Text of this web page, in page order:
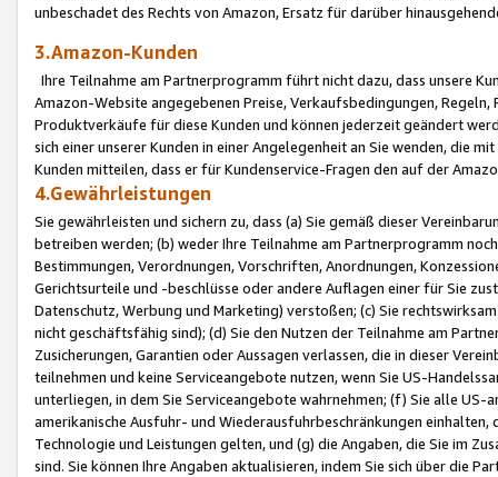
unbeschadet des Rechts von Amazon, Ersatz für darüber
3.Amazon-Kunden
Ihre Teilnahme am Partnerprogramm führt nicht dazu, dass unsere
Amazon-Website angegebenen Preise, Verkaufsbedingungen,
Produktverkäufe für diese Kunden und können jederzeit geändert
sich einer unserer Kunden in einer Angelegenheit an Sie wenden, die
Kunden mitteilen, dass er für Kundenservice-Fragen den auf der
4.Gewährleistungen
Sie gewährleisten und sichern zu, dass (a) Sie gemäß dieser
betreiben werden; (b) weder Ihre Teilnahme am Partnerprogramm
Bestimmungen, Verordnungen, Vorschriften, Anordnungen,
Gerichtsurteile und -beschlüsse oder andere Auflagen einer für Sie
Datenschutz, Werbung und Marketing) verstoßen; (c) Sie
nicht geschäftsfähig sind); (d) Sie den Nutzen der Teilnahme am
Zusicherungen, Garantien oder Aussagen verlassen, die in dieser
teilnehmen und keine Serviceangebote nutzen, wenn Sie US-
unterliegen, in dem Sie Serviceangebote wahrnehmen; (f) Sie alle
amerikanische Ausfuhr- und Wiederausfuhrbeschränkungen
Technologie und Leistungen gelten, und (g) die Angaben, die Sie im
sind. Sie können Ihre Angaben aktualisieren, indem Sie sich über die